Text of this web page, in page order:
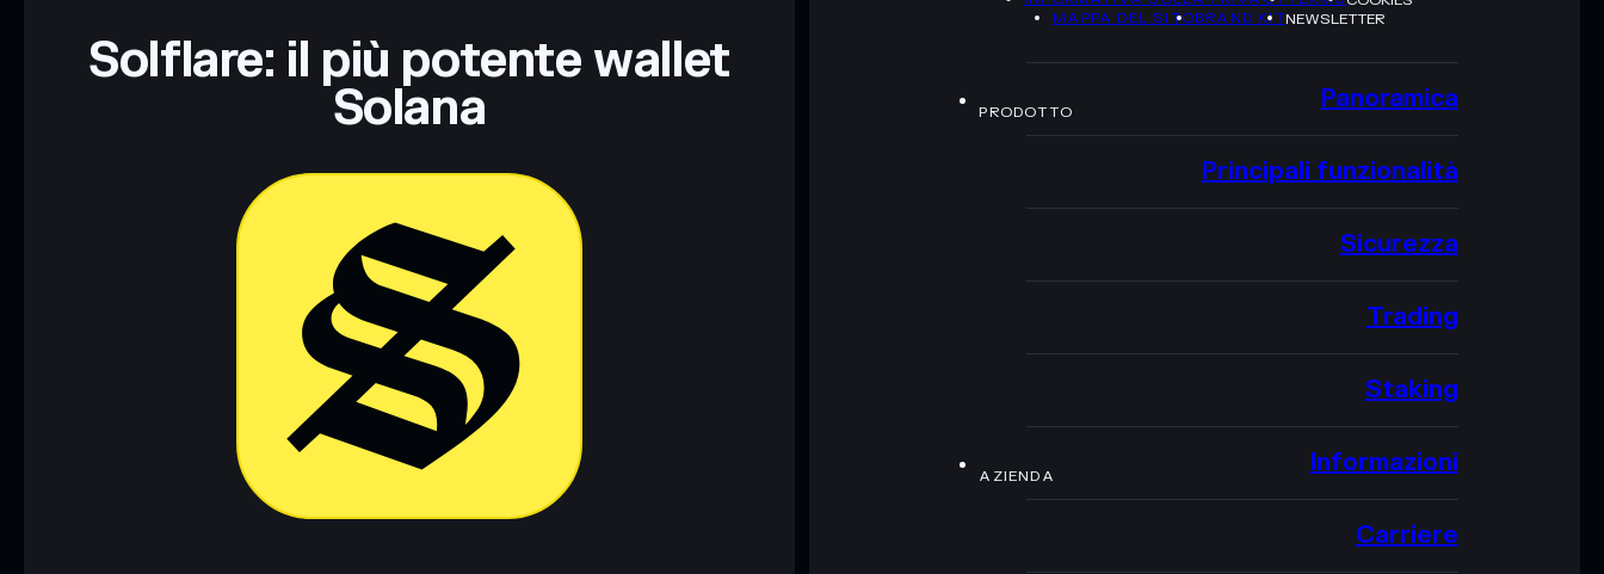
Solflare: il più potente wallet
Solana
MAPPA DEL SITOBRAND KITNEWSLETTER
PRODOTTO Panoramica
Principali funzionalità
Sicurezza
Trading
Staking
AZIENDA Informazioni
Carriere